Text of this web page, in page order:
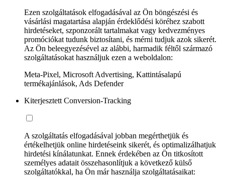
Ezen szolgáltatások elfogadásával az Ön böngészési és
vásárlási magatartása alapján érdeklődési köréhez szabott
hirdetéseket, szponzorált tartalmakat vagy kedvezményes
promóciókat tudunk biztosítani, és mérni tudjuk azok sikerét.
Az Ön beleegyezésével az alábbi, harmadik féltől származó
szolgáltatásokat használjuk ezen a weboldalon:
Meta-Pixel, Microsoft Advertising, Kattintásalapú
termékajánlások, Ads Defender
Kiterjesztett Conversion-Tracking
A szolgáltatás elfogadásával jobban megérthetjük és
értékelhetjük online hirdetéseink sikerét, és optimalizálhatjuk
hirdetési kínálatunkat. Ennek érdekében az Ön titkosított
személyes adatait összehasonlítjuk a következő külső
szolgáltatókkal, ha Ön már használja szolgáltatásaikat: